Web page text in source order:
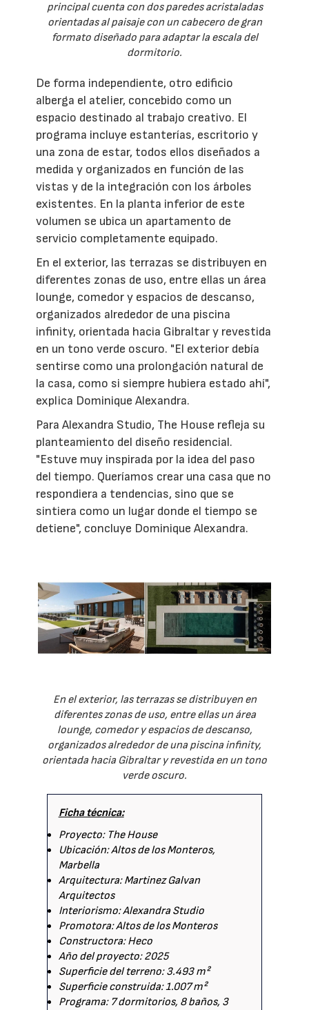
principal cuenta con dos paredes acristaladas
orientadas al paisaje con un cabecero de gran
formato diseñado para adaptar la escala del
dormitorio.
De forma independiente, otro edificio
alberga el atelier, concebido como un
espacio destinado al trabajo creativo. El
programa incluye estanterías, escritorio y
una zona de estar, todos ellos diseñados a
medida y organizados en función de las
vistas y de la integración con los árboles
existentes. En la planta inferior de este
volumen se ubica un apartamento de
servicio completamente equipado.
En el exterior, las terrazas se distribuyen en
diferentes zonas de uso, entre ellas un área
lounge, comedor y espacios de descanso,
organizados alrededor de una piscina
infinity, orientada hacia Gibraltar y revestida
en un tono verde oscuro. "El exterior debía
sentirse como una prolongación natural de
la casa, como si siempre hubiera estado ahí",
explica Dominique Alexandra.
Para Alexandra Studio, The House refleja su
planteamiento del diseño residencial.
"Estuve muy inspirada por la idea del paso
del tiempo. Queríamos crear una casa que no
respondiera a tendencias, sino que se
sintiera como un lugar donde el tiempo se
detiene", concluye Dominique Alexandra.
En el exterior, las terrazas se distribuyen en
diferentes zonas de uso, entre ellas un área
lounge, comedor y espacios de descanso,
organizados alrededor de una piscina infinity,
orientada hacia Gibraltar y revestida en un tono
verde oscuro.
Ficha técnica:
Proyecto: The House
Ubicación: Altos de los Monteros,
Marbella
Arquitectura: Martinez Galvan
Arquitectos
Interiorismo: Alexandra Studio
Promotora: Altos de los Monteros
Constructora: Heco
Año del proyecto: 2025
Superficie del terreno: 3.493 m²
Superficie construida: 1.007 m²
Programa: 7 dormitorios, 8 baños, 3